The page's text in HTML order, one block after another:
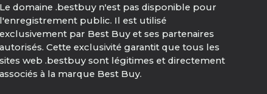
Le domaine .bestbuy n'est pas disponible pour
l'enregistrement public. Il est utilisé
exclusivement par Best Buy et ses partenaires
autorisés. Cette exclusivité garantit que tous les
sites web .bestbuy sont légitimes et directement
associés à la marque Best Buy.